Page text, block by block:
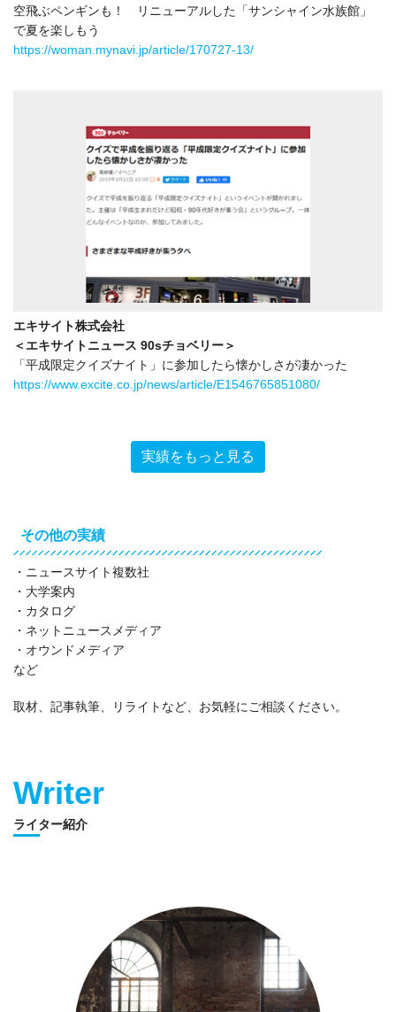
空飛ぶペンギンも！ リニューアルした「サンシャイン水族館」
で夏を楽しもう
https://woman.mynavi.jp/article/170727-13/
エキサイト株式会社
＜エキサイトニュース 90sチョベリー＞
「平成限定クイズナイト」に参加したら懐かしさが凄かった
https://www.excite.co.jp/news/article/E1546765851080/
実績をもっと見る
その他の実績
・ニュースサイト複数社
・大学案内
・カタログ
・ネットニュースメディア
・オウンドメディア
など
取材、記事執筆、リライトなど、お気軽にご相談ください。
Writer
ライター紹介